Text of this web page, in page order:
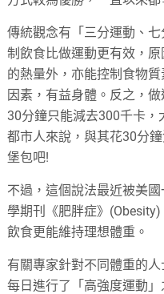
傳統觀念有「三分運動、
制飲食比做運動更有效，
的熱量外，亦能控制食物
因素，有益身體。反之，
30分鐘只能減去300千卡
都市人來說，與其花30分
堡包吧!
不過，這個說法最近被美
學期刊《肥胖症》
飲食更能維持理想體重。
有關專家針對不同體重的
每日進行了「高強度運動